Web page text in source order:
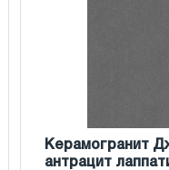
Керамогранит
антрацит